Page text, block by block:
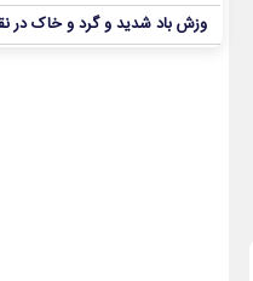
وزش باد شدید و گرد و خاک در